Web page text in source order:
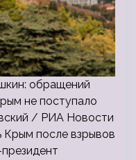
обращений
не поступало
/ РИА Новости
Крым после взрывов